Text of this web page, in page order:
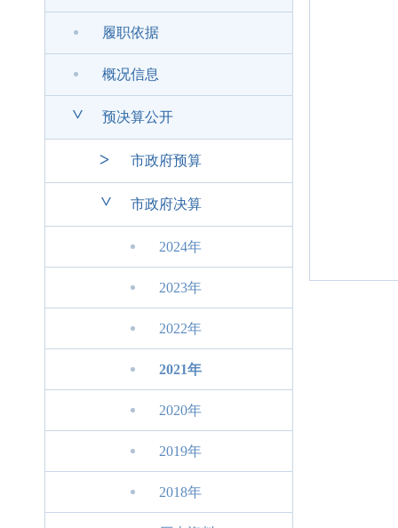
履职依据
概况信息
> 预决算公开
> 市政府预算
> 市政府决算
2024年
2023年
2022年
2021年
2020年
2019年
2018年